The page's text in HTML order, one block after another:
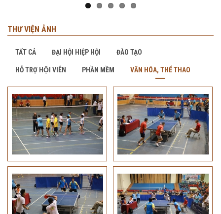
THƯ VIỆN ẢNH
TẤT CẢ ĐẠI HỘI HIỆP HỘI ĐÀO TẠO
HỖ TRỢ HỘI VIÊN PHẦN MỀM VĂN HÓA, THỂ THAO